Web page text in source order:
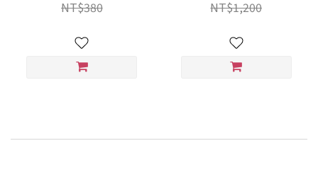
NT$380
NT$1,200